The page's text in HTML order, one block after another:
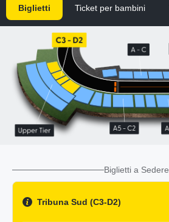
Biglietti Ticket per bambini
Biglietti a Sedere
Tribuna Sud (C3-D2)